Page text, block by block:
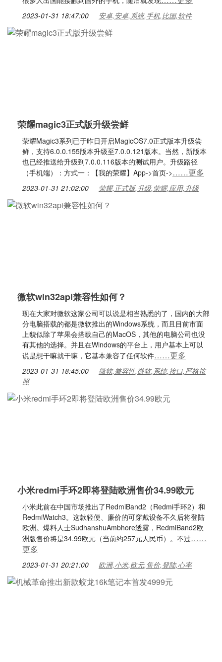
2023-01-31 18:47:00 安卓,安卓,系统,手机,比国,软件
荣耀magic3正式版升级尝鲜
荣耀Magic3系列已于昨日开启MagicOS7.0正式版本升级尝
鲜，支持6.0.0.155版本升级至7.0.0.121版本。当然，新版本
也已经推送给升级到7.0.0.116版本的测试用户。升级路径
（手机端）：方式一：【我的荣耀】App->首页->……更多
2023-01-31 21:02:00 荣耀,正式版,升级,荣耀,应用,升级
微软win32api兼容性如何？
现在大家对微软这家公司可以说是相当熟悉的了，国内的大部
分电脑搭载的都是微软推出的Windows系统，而且目前市面
上貌似除了苹果会搭载自己的MacOS，其他的电脑公司也没
有其他的选择。并且在Windows的平台上，用户基本上可以
说是想干嘛就干嘛，它基本兼容了任何软件……更多
2023-01-31 18:45:00
微软,兼容性,微软,系统,接口,严格按
照
小米redmi手环2即将登陆欧洲售价34.99欧元
小米此前在中国市场推出了RedmiBand2（Redmi手环2）和
RedmiWatch3。这款轻便、廉价的可穿戴设备不久后将登陆
欧洲。爆料人士SudhanshuAmbhore透露，RedmiBand2欧
洲版售价将是34.99欧元（当前约257元人民币）。不过……
更多
2023-01-31 20:21:00 欧洲,小米,欧元,售价,登陆,心率